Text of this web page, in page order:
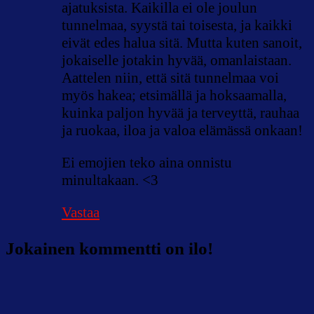
ajatuksista. Kaikilla ei ole joulun
tunnelmaa, syystä tai toisesta, ja kaikki
eivät edes halua sitä. Mutta kuten sanoit,
jokaiselle jotakin hyvää, omanlaistaan.
Aattelen niin, että sitä tunnelmaa voi
myös hakea; etsimällä ja hoksaamalla,
kuinka paljon hyvää ja terveyttä, rauhaa
ja ruokaa, iloa ja valoa elämässä onkaan!
Ei emojien teko aina onnistu
minultakaan. <3
Vastaa
Jokainen kommentti on ilo!